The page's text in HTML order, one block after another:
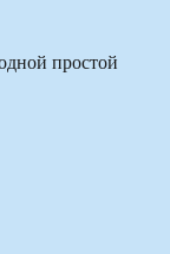
простой